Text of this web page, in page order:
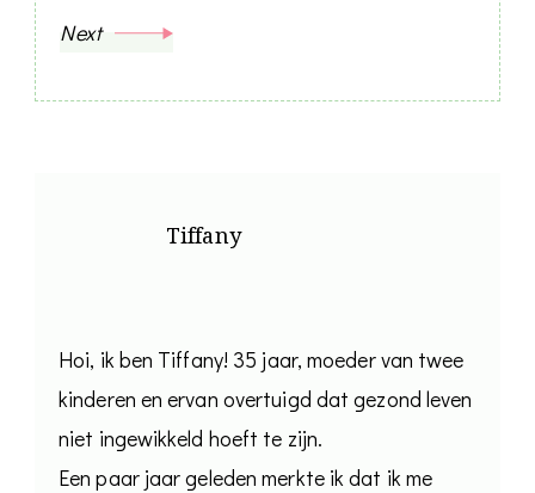
Next
Tiffany
Hoi, ik ben Tiffany! 35 jaar, moeder van twee
kinderen en ervan overtuigd dat gezond leven
niet ingewikkeld hoeft te zijn.
Een paar jaar geleden merkte ik dat ik me